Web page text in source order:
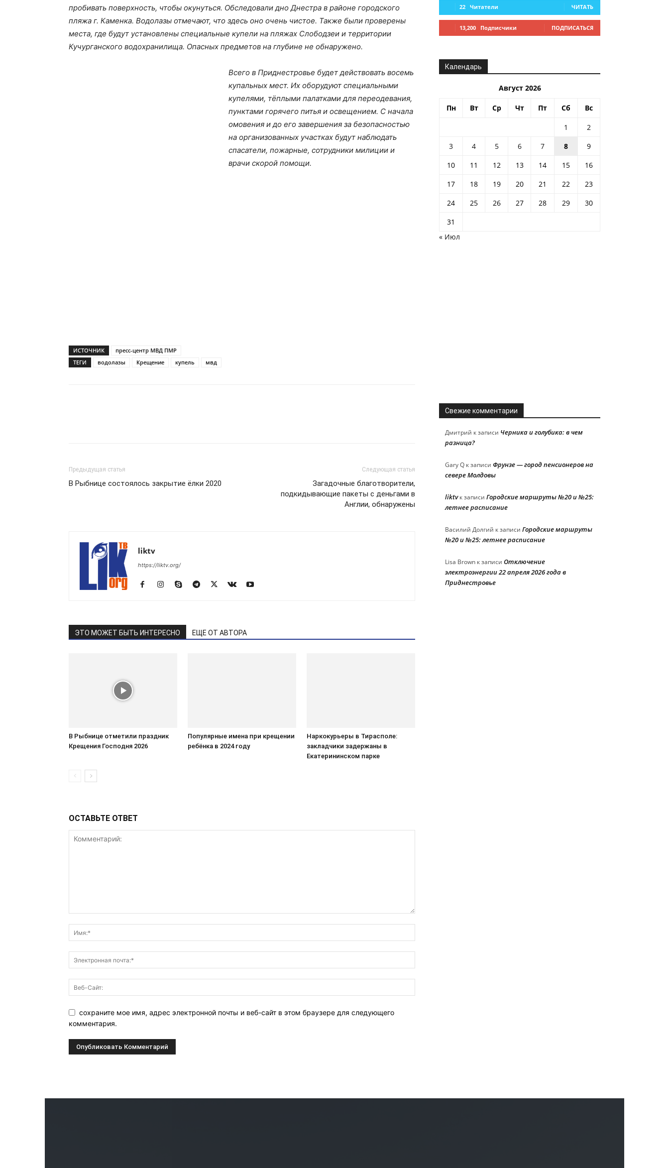
пробивать поверхность, чтобы окунуться. Обследовали дно Днестра в районе городского
пляжа г. Каменка. Водолазы отмечают, что здесь оно очень чистое. Также были проверены
места, где будут установлены специальные купели на пляжах Слободзеи и территории
Кучурганского водохранилища. Опасных предметов на глубине не обнаружено.
Всего в Приднестровье будет действовать восемь
купальных мест. Их оборудуют специальными
купелями, тёплыми палатками для переодевания,
пунктами горячего питья и освещением. С начала
омовения и до его завершения за безопасностью
на организованных участках будут наблюдать
спасатели, пожарные, сотрудники милиции и
врачи скорой помощи.
ИСТОЧНИК
пресс-центр МВД ПМР
ТЕГИ
водолазы Крещение купель мвд
Предыдущая статья
В Рыбнице состоялось закрытие ёлки 2020
Следующая статья
Загадочные благотворители,
подкидывающие пакеты с деньгами в
Англии, обнаружены
liktv
https://liktv.org/
ЭТО МОЖЕТ БЫТЬ ИНТЕРЕСНО ЕЩЕ ОТ АВТОРА
В Рыбнице отметили праздник
Крещения Господня 2026
Популярные имена при крещении
ребёнка в 2024 году
Наркокурьеры в Тирасполе:
закладчики задержаны в
Екатерининском парке
ОСТАВЬТЕ ОТВЕТ
сохраните мое имя, адрес электронной почты и веб-сайт в этом браузере для следующего
комментария.
22 Читатели ЧИТАТЬ
13,200 Подписчики ПОДПИСАТЬСЯ
Календарь
Август 2026
Пн Вт Ср Чт Пт Сб Вс
1
2
3
4 5 6 7 8
9
10
11 12 13 14 15
16
17
18 19 20 21 22
23
24
25 26 27 28 29
30
31
« Июл
Свежие комментарии
Дмитрий к записи Черника и голубика: в чем
разница?
Gary Q к записи Фрунзе — город пенсионеров на
севере Молдовы
liktvк записи Городские маршруты №20 и №25:
летнее расписание
Василий Долгий к записи Городские маршруты
№20 и №25: летнее расписание
Lisa Brown к записи Отключение
электроэнергии 22 апреля 2026 года в
Приднестровье